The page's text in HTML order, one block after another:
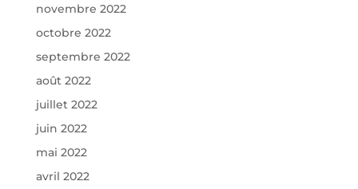
novembre 2022
octobre 2022
septembre 2022
août 2022
juillet 2022
juin 2022
mai 2022
avril 2022